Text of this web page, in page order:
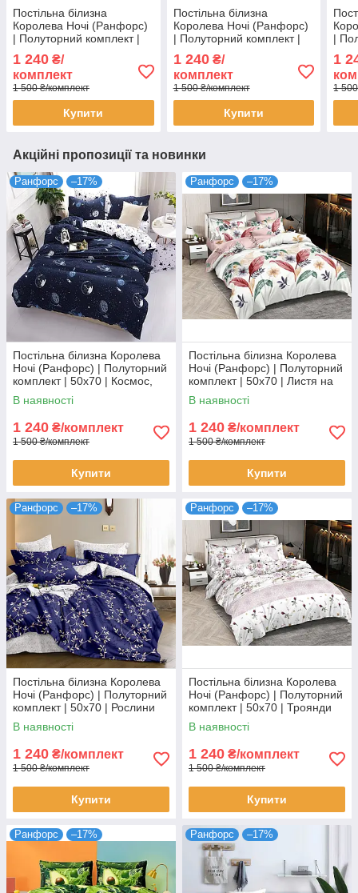
Постільна білизна
Королева Ночі (Ранфорс)
| Полуторний комплект |
орнамент на білому
1 240 ₴/
комплект
1 500 ₴/комплект
Купити
Постільна білизна
Королева Ночі (Ранфорс)
| Полуторний комплект |
та рожевому
1 240₴/
комплект
1 500 ₴/комплект
Купити
|
1
1
Акційні пропозиції та новинки
Ранфорс –17%
Постільна білизна Королева
Ночі (Ранфорс) | Полуторний
комплект | 50х70 | Космос,
планети, зірки на темно-
синьому
В наявності
1 240 ₴/комплект
1 500 ₴/комплект
Купити
Ранфорс –17%
Постільна білизна Королева
Ночі (Ранфорс) | Полуторний
комплект | 50х70 | Листя на
світлому та рожевому
В наявності
1 240 ₴/комплект
1 500 ₴/комплект
Купити
Ранфорс –17%
Постільна білизна Королева
Ночі (Ранфорс) | Полуторний
комплект | 50х70 | Рослини
на синьому
В наявності
1 240 ₴/комплект
1 500 ₴/комплект
Купити
Ранфорс –17%
Постільна білизна Королева
Ночі (Ранфорс) | Полуторний
комплект | 50х70 | Троянди
та орнамент на білому
В наявності
1 240 ₴/комплект
1 500 ₴/комплект
Купити
Ранфорс –17% Ранфорс –17%